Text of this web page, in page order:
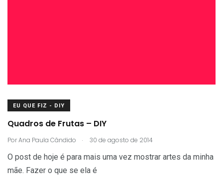
EU QUE FIZ - DIY
Quadros de Frutas – DIY
PorAna Paula Cândido . 30 de agosto de 2014
O post de hoje é para mais uma vez mostrar artes da minha
mãe. Fazer o que se ela é